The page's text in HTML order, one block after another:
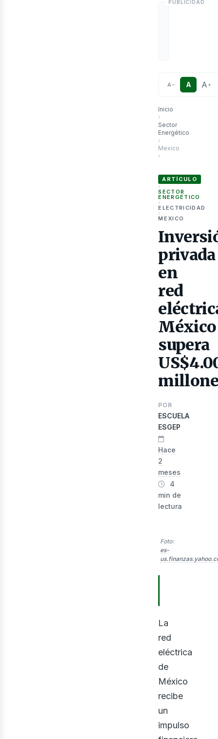
A − A A +
Inicio
›
Sector
Energético
›
Mexico
›
ARTÍCULO
›
SECTOR
ENERGÉTICO
›
ELECTRICIDAD
›
MEXICO
privada
en
red
México
supera
POR
ESCUELA
ESGEP
Hace
2
meses
4
min de
lectura
Foto:
es-
La
red
eléctrica
de
México
recibe
un
impulso